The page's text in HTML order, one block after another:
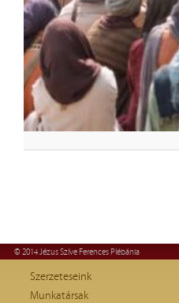
© 2014 Jézus Szíve Ferences Plébánia
Szerzeteseink
Munkatársak